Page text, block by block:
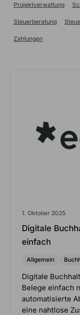
Projektverwaltung
Steuerberatung
Zahlungen
1. Oktober 2025
Digitale
einfach
Allgemein
Digitale
Belege einfach
automatisierte
eine nahtlose